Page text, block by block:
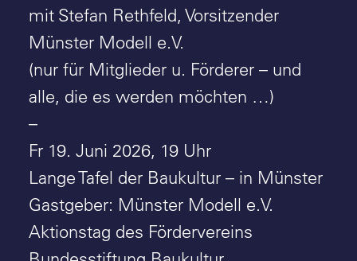
mit Stefan Rethfeld, Vorsitzender
Münster Modell e.V.
(nur für Mitglieder u. Förderer – und
alle, die es werden möchten …)
–
Fr 19. Juni 2026, 19 Uhr
Lange Tafel der Baukultur – in Münster
Gastgeber: Münster Modell e.V.
Aktionstag des Fördervereins